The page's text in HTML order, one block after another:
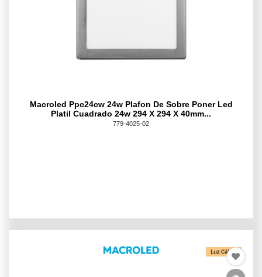
Macroled Ppc24cw 24w Plafon De Sobre Poner Led
Platil Cuadrado 24w 294 X 294 X 40mm...
779-4025-02